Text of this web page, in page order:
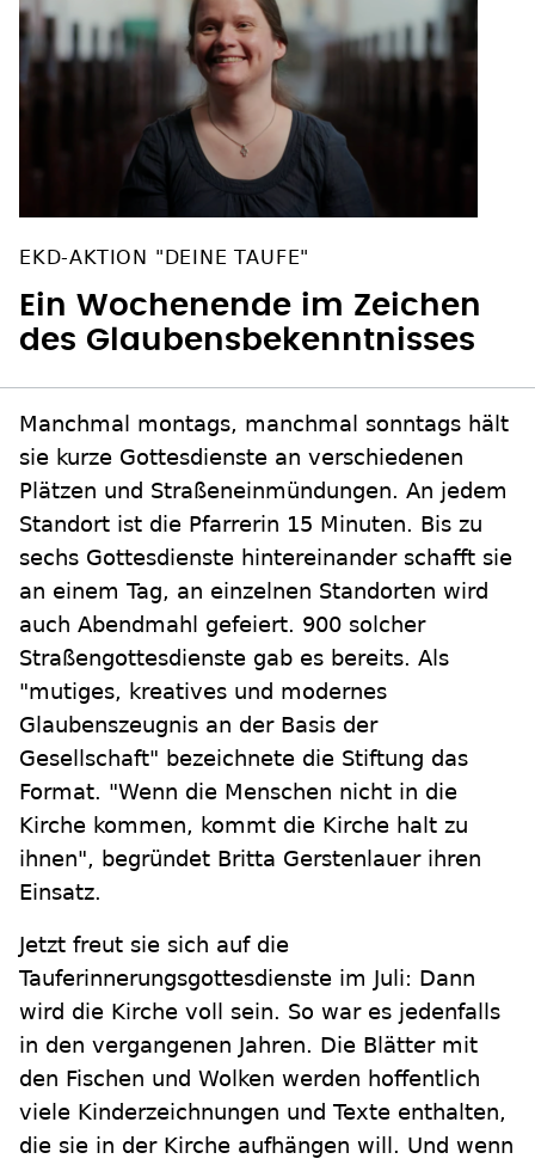
EKD-AKTION "DEINE TAUFE"
Ein Wochenende im Zeichen
des Glaubensbekenntnisses
Manchmal montags, manchmal sonntags hält
sie kurze Gottesdienste an verschiedenen
Plätzen und Straßeneinmündungen. An jedem
Standort ist die Pfarrerin 15 Minuten. Bis zu
sechs Gottesdienste hintereinander schafft sie
an einem Tag, an einzelnen Standorten wird
auch Abendmahl gefeiert. 900 solcher
Straßengottesdienste gab es bereits. Als
"mutiges, kreatives und modernes
Glaubenszeugnis an der Basis der
Gesellschaft" bezeichnete die Stiftung das
Format. "Wenn die Menschen nicht in die
Kirche kommen, kommt die Kirche halt zu
ihnen", begründet Britta Gerstenlauer ihren
Einsatz.
Jetzt freut sie sich auf die
Tauferinnerungsgottesdienste im Juli: Dann
wird die Kirche voll sein. So war es jedenfalls
in den vergangenen Jahren. Die Blätter mit
den Fischen und Wolken werden hoffentlich
viele Kinderzeichnungen und Texte enthalten,
die sie in der Kirche aufhängen will. Und wenn